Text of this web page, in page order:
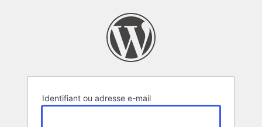
Identifiant ou adresse e-mail